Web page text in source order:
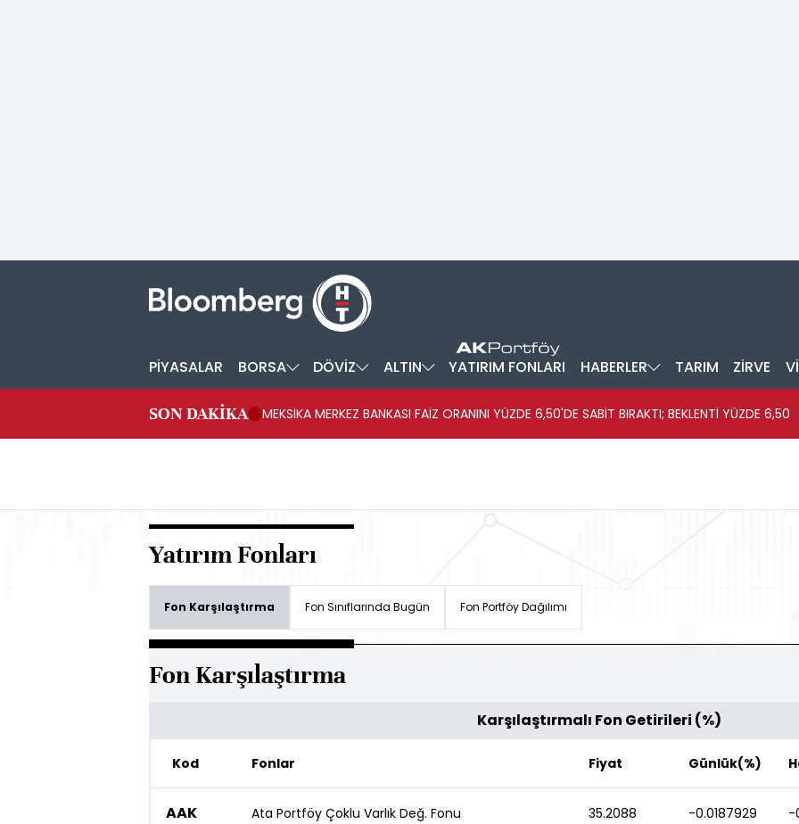
PİYASALAR BORSA DÖVİZ ALTIN YATIRIM FONLARI HABERLER TARIM ZİRVE
SON DAKİKA MEKSİKA MERKEZ BANKASI FAİZ ORANINI YÜZDE 6,50'DE SABİT BIRAKTI; BEKLENTİ YÜZDE 6,50
Yatırım Fonları
Fon Karşılaştırma Fon Sınıflarında Bugün Fon Portföy Dağılımı
Fon Karşılaştırma
Karşılaştırmalı Fon Getirileri (%)
Kod Fonlar Fiyat Günlük(%)
AAK Ata Portföy Çoklu Varlık Değ. Fonu 35.2088 -0.0187929 -